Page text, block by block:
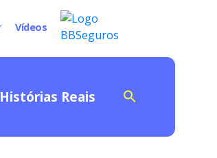
Vídeos
Histórias Reais